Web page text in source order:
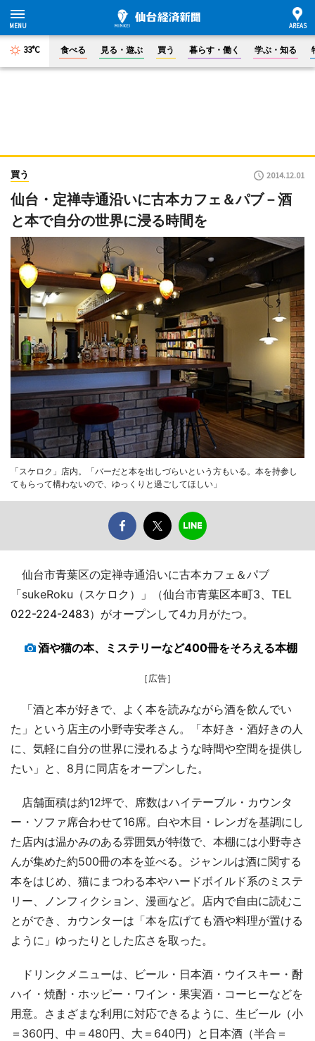
33°C 食べる 見る・遊ぶ 買う 暮らす・働く 学ぶ・知る
買う 2014.12.01
仙台・定禅寺通沿いに古本カフェ＆パブ－酒
と本で自分の世界に浸る時間を
「スケロク」店内。「バーだと本を出しづらいという方もいる。本を持参し
てもらって構わないので、ゆっくりと過ごしてほしい」
仙台市青葉区の定禅寺通沿いに古本カフェ＆パブ
「sukeRoku（スケロク）」（仙台市青葉区本町3、TEL
022-224-2483）がオープンして4カ月がたつ。
酒や猫の本、ミステリーなど400冊をそろえる本棚
［広告］
「酒と本が好きで、よく本を読みながら酒を飲んでい
た」という店主の小野寺安孝さん。「本好き・酒好きの人
に、気軽に自分の世界に浸れるような時間や空間を提供し
たい」と、8月に同店をオープンした。
店舗面積は約12坪で、席数はハイテーブル・カウンタ
ー・ソファ席合わせて16席。白や木目・レンガを基調にし
た店内は温かみのある雰囲気が特徴で、本棚には小野寺さ
んが集めた約500冊の本を並べる。ジャンルは酒に関する
本をはじめ、猫にまつわる本やハードボイルド系のミステ
リー、ノンフィクション、漫画など。店内で自由に読むこ
とができ、カウンターは「本を広げても酒や料理が置ける
ように」ゆったりとした広さを取った。
ドリンクメニューは、ビール・日本酒・ウイスキー・酎
ハイ・焼酎・ホッピー・ワイン・果実酒・コーヒーなどを
用意。さまざまな利用に対応できるように、生ビール（小
＝360円、中＝480円、大＝640円）と日本酒（半合＝